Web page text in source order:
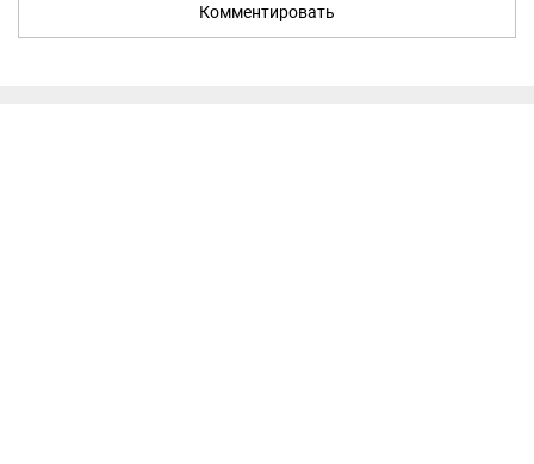
Комментировать